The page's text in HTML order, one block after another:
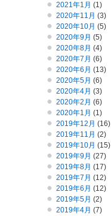
2021年1月 (1)
2020年11月 (3)
2020年10月 (5)
2020年9月 (5)
2020年8月 (4)
2020年7月 (6)
2020年6月 (13)
2020年5月 (6)
2020年4月 (3)
2020年2月 (6)
2020年1月 (1)
2019年12月 (16)
2019年11月 (2)
2019年10月 (15)
2019年9月 (27)
2019年8月 (17)
2019年7月 (12)
2019年6月 (12)
2019年5月 (2)
2019年4月 (7)